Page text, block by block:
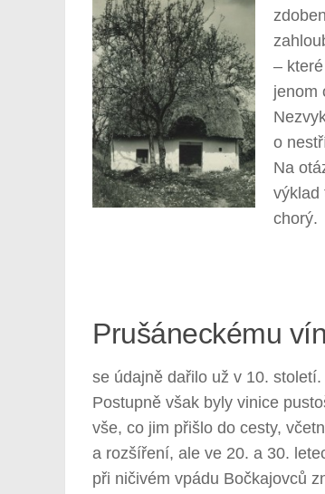
–
jenom
o
Na
výklad
chorý.
Prušáneckému
se údajně dařilo už v 10.
Postupně však byly vinice
vše, co jim přišlo do cesty,
a rozšíření, ale ve 20. a 30.
při ničivém vpádu Bočkajovců